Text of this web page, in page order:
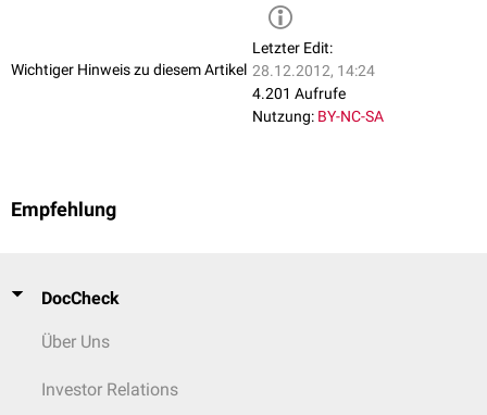
Wichtiger Hinweis zu diesem Artikel
Letzter Edit:
28.12.2012, 14:24
4.201 Aufrufe
Nutzung: BY-NC-SA
Empfehlung
DocCheck
Über Uns
Investor Relations